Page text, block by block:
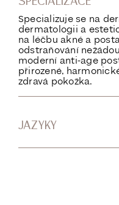
Specializuje se na
dermatologii a
na léčbu akné a
odstraňování
moderní anti-age
přirozené,
zdravá pokožka.
JAZYKY